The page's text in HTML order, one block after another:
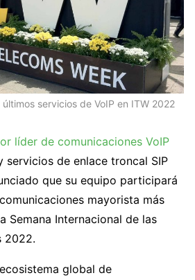
servicios de VoIP en ITW 2022
líder de comunicaciones VoIP
servicios de enlace troncal SIP
que su equipo participará
mayorista más
Semana Internacional de las
2022.
global de